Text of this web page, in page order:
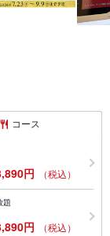
コース
円 （税込）
題
円 （税込）